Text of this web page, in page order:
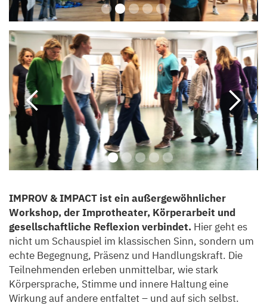
Slide 2 of 5.
IMPROV & IMPACT ist ein außergewöhnlicher
Workshop, der Improtheater, Körperarbeit und
gesellschaftliche Reflexion verbindet. Hier geht es
nicht um Schauspiel im klassischen Sinn, sondern um
echte Begegnung, Präsenz und Handlungskraft. Die
Teilnehmenden erleben unmittelbar, wie stark
Körpersprache, Stimme und innere Haltung eine
Wirkung auf andere entfaltet – und auf sich selbst.